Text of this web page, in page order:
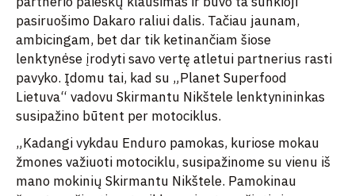
pasiruošimo Dakaro raliui dalis. Tačiau jaunam,
ambicingam, bet dar tik ketinančiam šiose
lenktynėse įrodyti savo vertę atletui partnerius rasti
pavyko. Įdomu tai, kad su „Planet Superfood
Lietuva“ vadovu Skirmantu Nikštele lenktynininkas
susipažino būtent per motociklus.
„Kadangi vykdau Enduro pamokas, kuriose mokau
žmones važiuoti motociklu, susipažinome su vienu iš
mano mokinių Skirmantu Nikštele. Pamokinau